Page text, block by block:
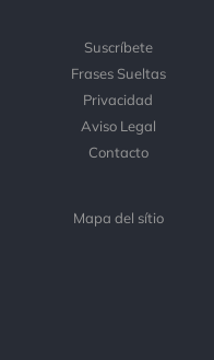
Suscríbete
Frases Sueltas
Privacidad
Aviso Legal
Contacto
Mapa del sítio